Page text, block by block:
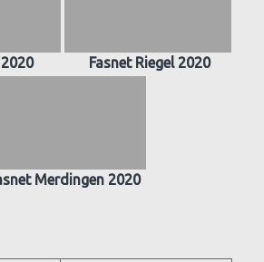
Fasnet Riegel 2020
Merdingen 2020